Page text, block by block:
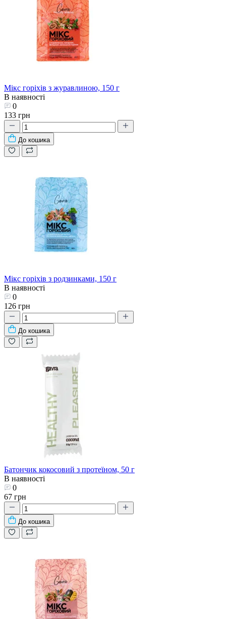
Мікс горіхів з журавлиною, 150 г
В наявності
0
133 грн
До кошика
Мікс горіхів з родзинками, 150 г
В наявності
0
126 грн
До кошика
Батончик кокосовий з протеїном, 50 г
В наявності
0
67 грн
До кошика